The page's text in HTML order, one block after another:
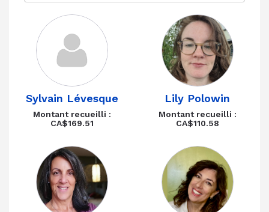
Sylvain Lévesque
Montant recueilli :
CA$169.51
Lily Polowin
Montant recueilli :
CA$110.58